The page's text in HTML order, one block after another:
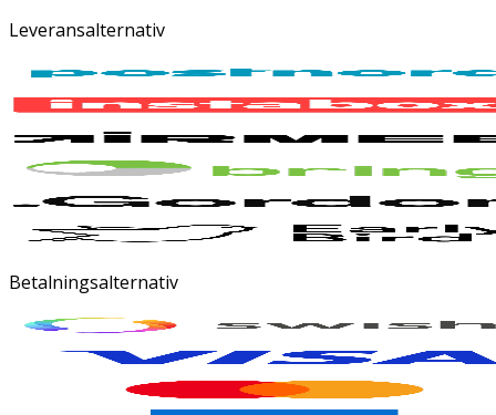
Leveransalternativ
Betalningsalternativ